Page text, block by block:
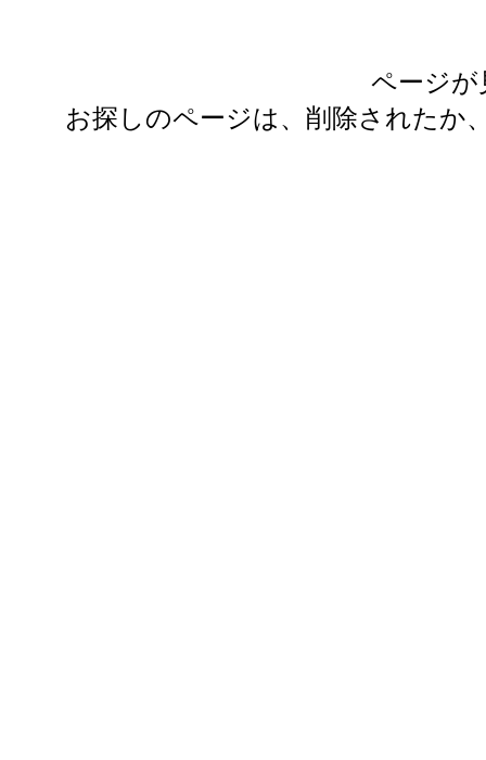
ページが
お探しのページは、削除されたか